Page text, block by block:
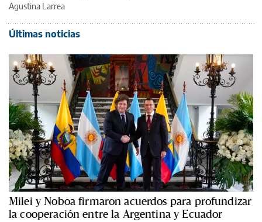
Agustina Larrea
Últimas noticias
Milei y Noboa firmaron acuerdos para profundizar
la cooperación entre la Argentina y Ecuador